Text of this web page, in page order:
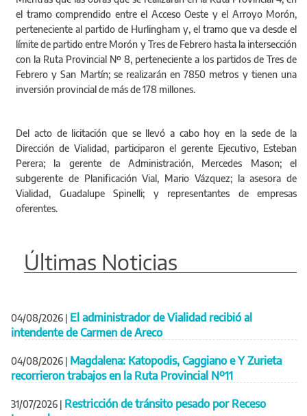
el tramo comprendido entre el Acceso Oeste y el Arroyo Morón,
perteneciente al partido de Hurlingham y, el tramo que va desde el
límite de partido entre Morón y Tres de Febrero hasta la intersección
con la Ruta Provincial Nº 8, perteneciente a los partidos de Tres de
Febrero y San Martín; se realizarán en 7850 metros y tienen una
inversión provincial de más de 178 millones.
Del acto de licitación que se llevó a cabo hoy en la sede de la
Dirección de Vialidad, participaron el gerente Ejecutivo, Esteban
Perera; la gerente de Administración, Mercedes Mason; el
subgerente de Planificación Vial, Mario Vázquez; la asesora de
Vialidad, Guadalupe Spinelli; y representantes de empresas
oferentes.
Últimas Noticias
04/08/2026 | El administrador de Vialidad recibió al
intendente de Carmen de Areco
04/08/2026 | Magdalena: Katopodis, Caggiano e Y Zurieta
recorrieron trabajos en la Ruta Provincial Nº11
31/07/2026 | Restricción de tránsito pesado por Receso